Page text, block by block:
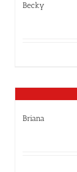
Becky
Briana